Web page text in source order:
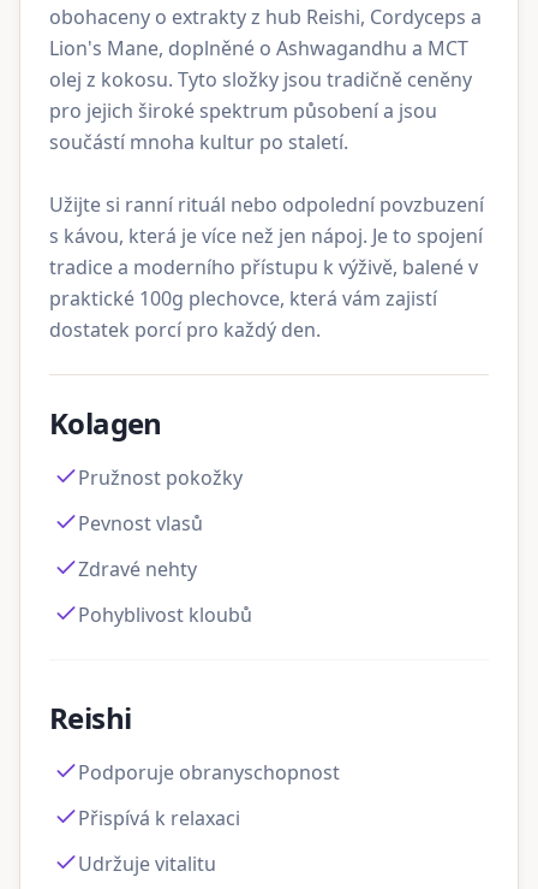
obohaceny o extrakty z hub Reishi, Cordyceps a
Lion's Mane, doplněné o Ashwagandhu a MCT
olej z kokosu. Tyto složky jsou tradičně ceněny
pro jejich široké spektrum působení a jsou
součástí mnoha kultur po staletí.
Užijte si ranní rituál nebo odpolední povzbuzení
s kávou, která je více než jen nápoj. Je to spojení
tradice a moderního přístupu k výživě, balené v
praktické 100g plechovce, která vám zajistí
dostatek porcí pro každý den.
Kolagen
Pružnost pokožky
Pevnost vlasů
Zdravé nehty
Pohyblivost kloubů
Reishi
Podporuje obranyschopnost
Přispívá k relaxaci
Udržuje vitalitu